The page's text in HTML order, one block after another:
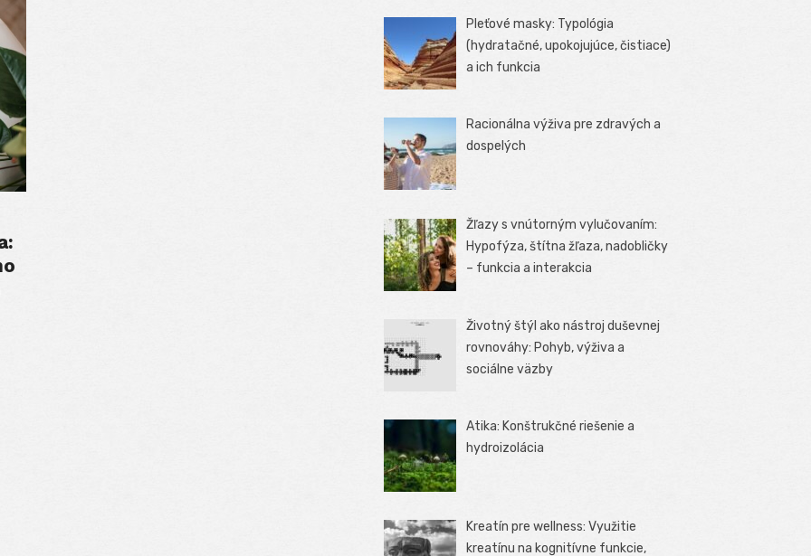
Pleťové masky: Typológia
(hydratačné, upokojujúce, čistiace)
a ich funkcia
Racionálna výživa pre zdravých a
dospelých
Žľazy s vnútorným vylučovaním:
Hypofýza, štítna žľaza, nadobličky
– funkcia a interakcia
Životný štýl ako nástroj duševnej
rovnováhy: Pohyb, výživa a
sociálne väzby
Atika: Konštrukčné riešenie a
hydroizolácia
Kreatín pre wellness: Využitie
kreatínu na kognitívne funkcie,